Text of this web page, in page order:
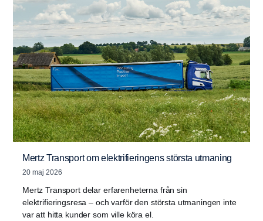
Mertz Transport om elektrifieringens största utmaning
20 maj 2026
Mertz Transport delar erfarenheterna från sin
elektrifieringsresa – och varför den största utmaningen inte
var att hitta kunder som ville köra el.